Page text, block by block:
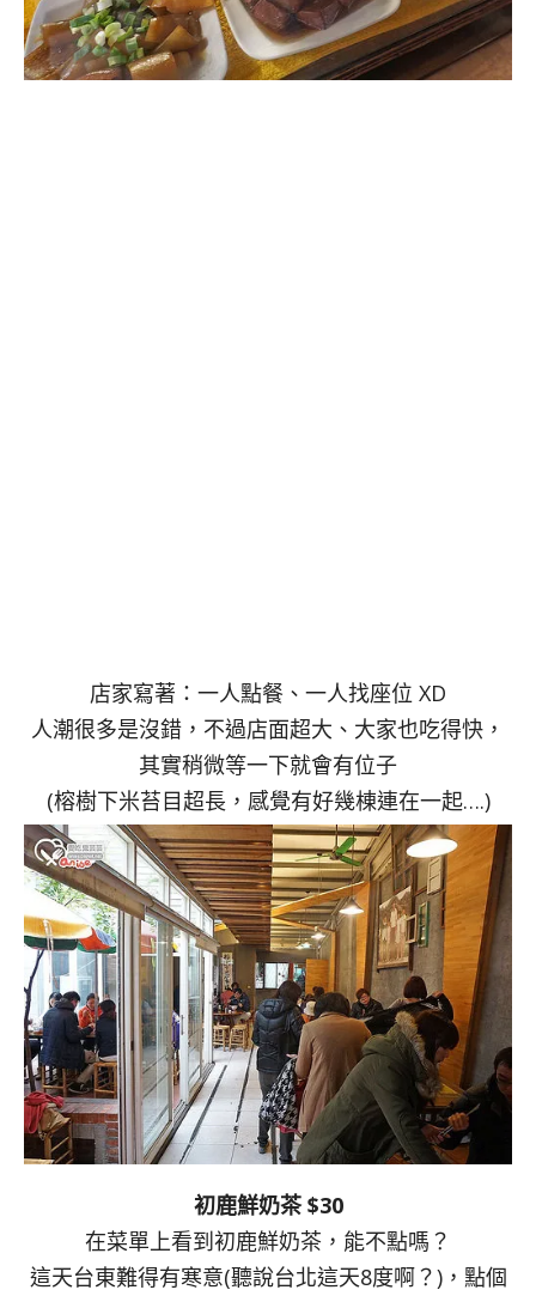
店家寫著：一人點餐、一人找座位 XD
人潮很多是沒錯，不過店面超大、大家也吃得快，
其實稍微等一下就會有位子
(榕樹下米苔目超長，感覺有好幾棟連在一起….)
初鹿鮮奶茶 $30
在菜單上看到初鹿鮮奶茶，能不點嗎？
這天台東難得有寒意(聽說台北這天8度啊？)，點個